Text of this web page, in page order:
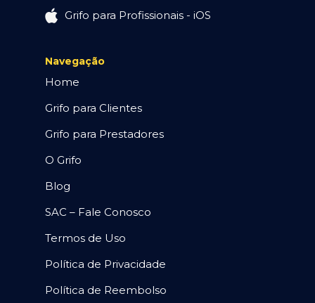
Grifo para Profissionais - iOS
Navegação
Home
Grifo para Clientes
Grifo para Prestadores
O Grifo
Blog
SAC – Fale Conosco
Termos de Uso
Política de Privacidade
Política de Reembolso